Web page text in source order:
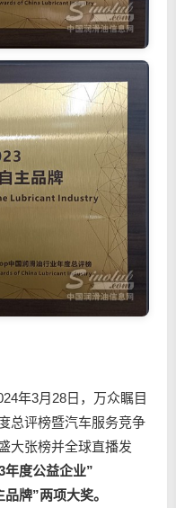
年3月28日，万众瞩目
总评榜暨汽车服务竞争
大张榜并全球直播发
年度公益企业”
牌”两项大奖。